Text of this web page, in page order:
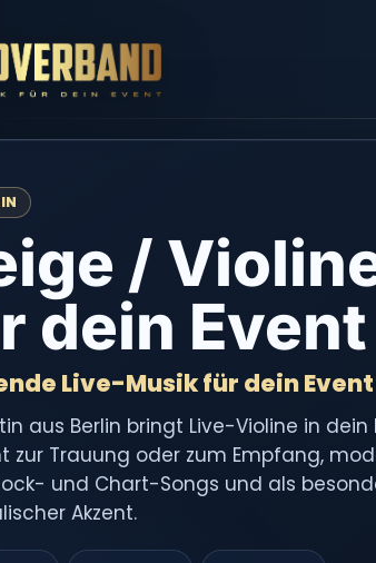
/
dein Event
Live-Musik für dein Event
aus Berlin bringt Live-Violine in dein
zur Trauung oder zum Empfang,
und Chart-Songs und als
Akzent.